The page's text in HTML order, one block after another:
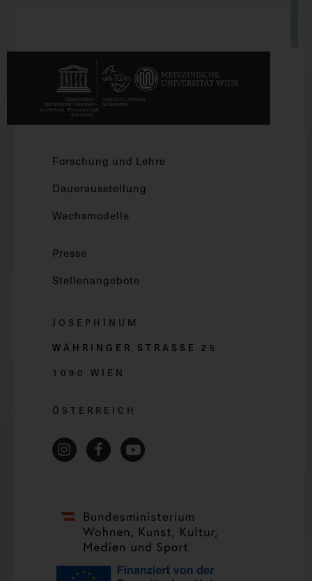
Forschung und Lehre
Dauerausstellung
Wachsmodelle
Presse
Stellenangebote
JOSEPHINUM
WÄHRINGER STRASSE 2 5
1090 WIEN
ÖSTERREICH